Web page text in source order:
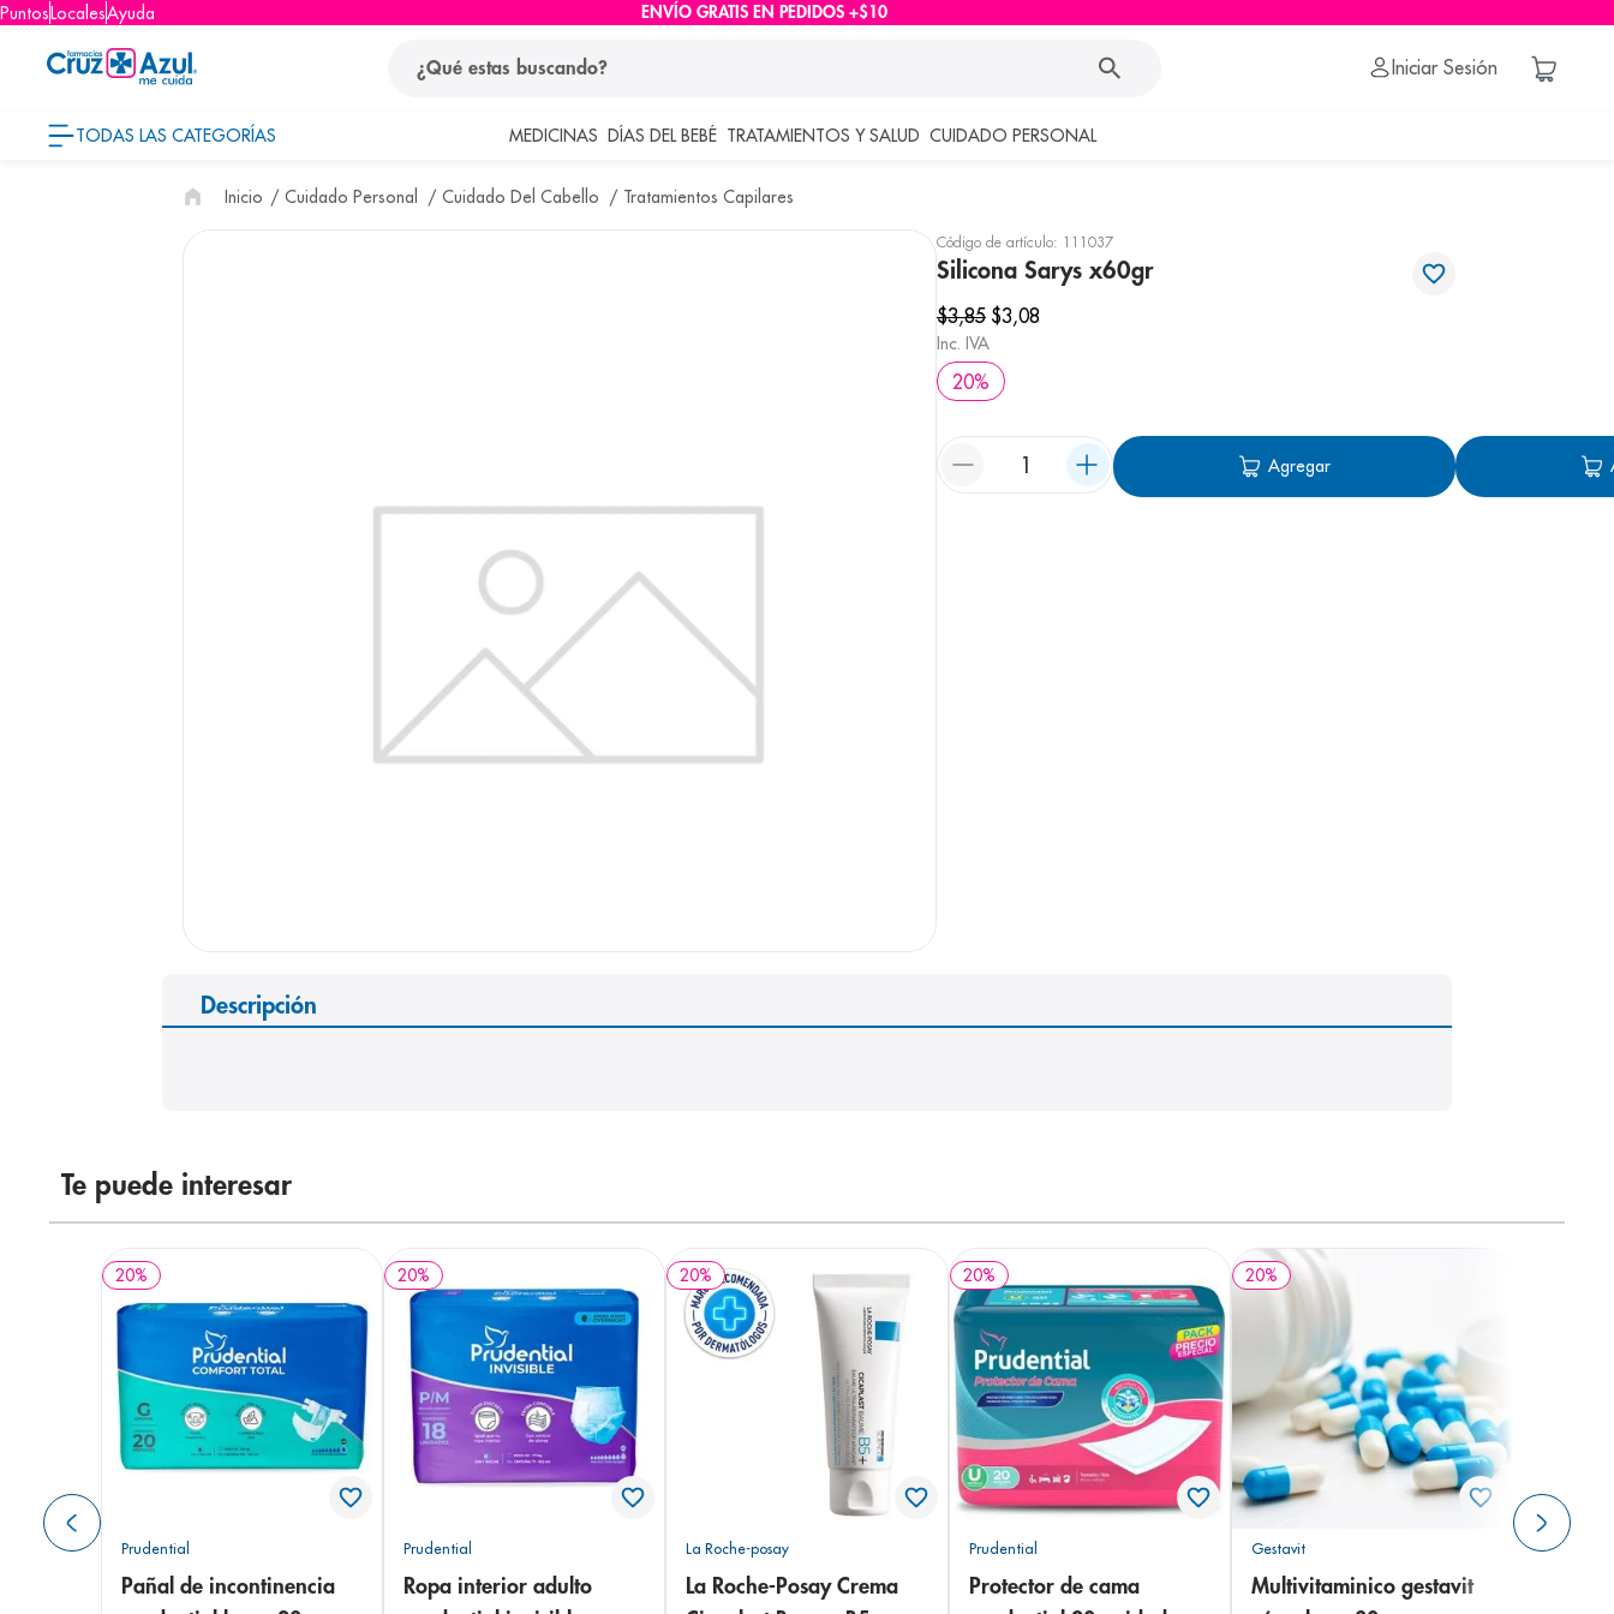
PuntosLocalesAyuda ENVÍO GRATIS EN PEDIDOS +$10
Iniciar Sesión
TODAS LAS CATEGORÍAS MEDICINAS DÍAS DEL BEBÉ TRATAMIENTOS Y SALUD CUIDADO PERSONAL
Cuidado Personal Cuidado Del Cabello Tratamientos Capilares
Código de artículo: 111037
Silicona Sarys x60gr
$3,85 $3,08
Inc. IVA
20%
Agregar
Descripción
Te puede interesar
20%
Prudential
Pañal de incontinencia
20%
Prudential
Ropa interior adulto
20%
La Roche-posay
La Roche-Posay Crema
20%
Prudential
Protector de cama
20%
Gestavit
Multivitaminico gestavit
términos más buscados
. protector solar